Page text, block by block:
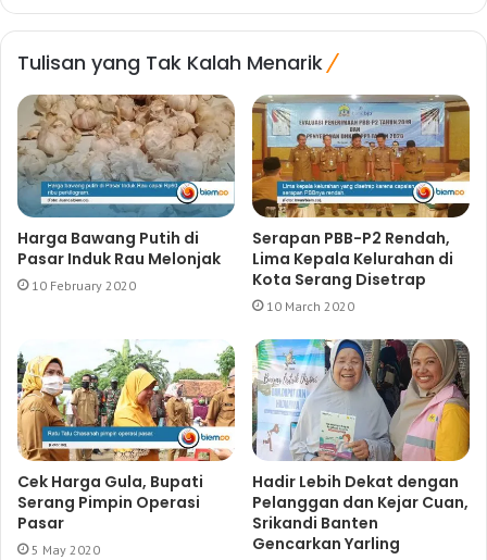
Tulisan yang Tak Kalah Menarik
Harga Bawang Putih di
Pasar Induk Rau Melonjak
10 February 2020
Serapan PBB-P2 Rendah,
Lima Kepala Kelurahan di
Kota Serang Disetrap
10 March 2020
Cek Harga Gula, Bupati
Serang Pimpin Operasi
Pasar
5 May 2020
Hadir Lebih Dekat dengan
Pelanggan dan Kejar Cuan,
Srikandi Banten
Gencarkan Yarling